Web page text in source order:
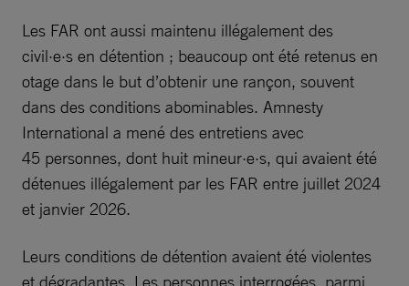
Les FAR ont aussi maintenu illégalement des
civil·e·s en détention ; beaucoup ont été retenus en
otage dans le but d’obtenir une rançon, souvent
dans des conditions abominables. Amnesty
International a mené des entretiens avec
45 personnes, dont huit mineur·e·s, qui avaient été
détenues illégalement par les FAR entre juillet 2024
et janvier 2026.
Leurs conditions de détention avaient été violentes
et dégradantes. Les personnes interrogées, parmi